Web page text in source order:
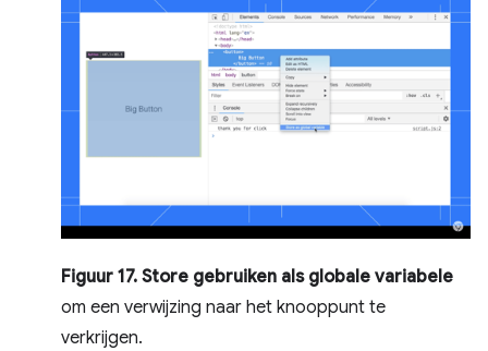
Figuur 17. Store gebruiken als globale variabele
om een ​​verwijzing naar het knooppunt te
verkrijgen.